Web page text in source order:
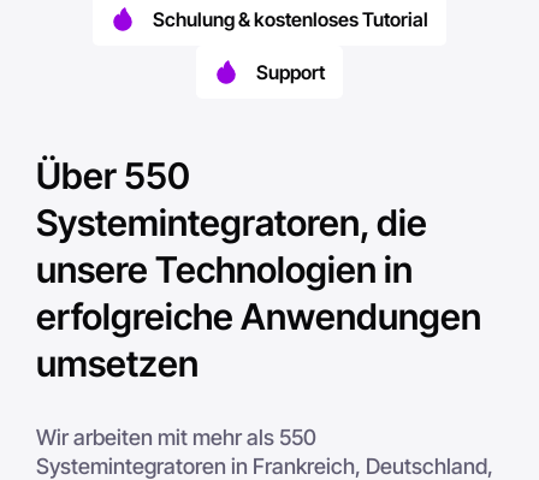
Schulung & kostenloses Tutorial
Support
Über 550
Systemintegratoren, die
unsere Technologien in
erfolgreiche Anwendungen
umsetzen
Wir arbeiten mit mehr als 550
Systemintegratoren in Frankreich, Deutschland,